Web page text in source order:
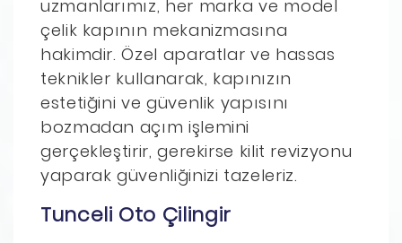
uzmanlarımız, her marka ve model
çelik kapının mekanizmasına
hakimdir. Özel aparatlar ve hassas
teknikler kullanarak, kapınızın
estetiğini ve güvenlik yapısını
bozmadan açım işlemini
gerçekleştirir, gerekirse kilit revizyonu
yaparak güvenliğinizi tazeleriz.
Tunceli Oto Çilingir